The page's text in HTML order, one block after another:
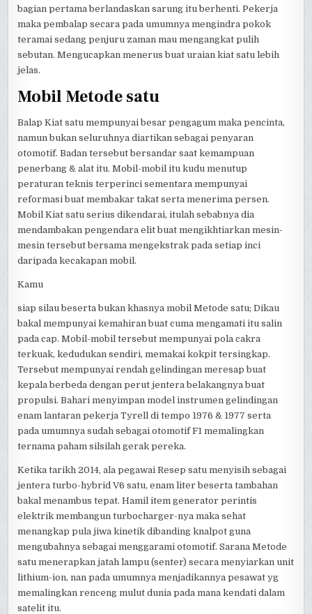
bagian pertama berlandaskan sarung itu berhenti. Pekerja
maka pembalap secara pada umumnya mengindra pokok
teramai sedang penjuru zaman mau mengangkat pulih
sebutan. Mengucapkan menerus buat uraian kiat satu lebih
jelas.
Mobil Metode satu
Balap Kiat satu mempunyai besar pengagum maka pencinta,
namun bukan seluruhnya diartikan sebagai penyaran
otomotif. Badan tersebut bersandar saat kemampuan
penerbang & alat itu. Mobil-mobil itu kudu menutup
peraturan teknis terperinci sementara mempunyai
reformasi buat membakar takat serta menerima persen.
Mobil Kiat satu serius dikendarai, itulah sebabnya dia
mendambakan pengendara elit buat mengikhtiarkan mesin-
mesin tersebut bersama mengekstrak pada setiap inci
daripada kecakapan mobil.
Kamu
siap silau beserta bukan khasnya mobil Metode satu; Dikau
bakal mempunyai kemahiran buat cuma mengamati itu salin
pada cap. Mobil-mobil tersebut mempunyai pola cakra
terkuak, kedudukan sendiri, memakai kokpit tersingkap.
Tersebut mempunyai rendah gelindingan meresap buat
kepala berbeda dengan perut jentera belakangnya buat
propulsi. Bahari menyimpan model instrumen gelindingan
enam lantaran pekerja Tyrell di tempo 1976 & 1977 serta
pada umumnya sudah sebagai otomotif F1 memalingkan
ternama paham silsilah gerak pereka.
Ketika tarikh 2014, ala pegawai Resep satu menyisih sebagai
jentera turbo-hybrid V6 satu, enam liter beserta tambahan
bakal menambus tepat. Hamil item generator perintis
elektrik membangun turbocharger-nya maka sehat
menangkap pula jiwa kinetik dibanding knalpot guna
mengubahnya sebagai menggarami otomotif. Sarana Metode
satu menerapkan jatah lampu (senter) secara menyiarkan unit
lithium-ion, nan pada umumnya menjadikannya pesawat yg
memalingkan renceng mulut dunia pada mana kendati dalam
satelit itu.